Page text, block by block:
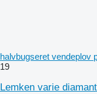
halvbugseret vendeplov
19
Lemken varie